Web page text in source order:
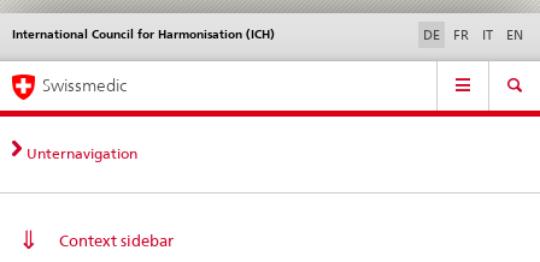
Direktnavigation
News,
Rechtsgrundlagen,
Kontakt
News & Updates Kontakt | Support & Hilfe
International Council for Harmonisation (ICH)
Sprachwahl DE FR IT EN
Service
Hauptnavigation
Swissmedic
Unternavigation
Context sidebar